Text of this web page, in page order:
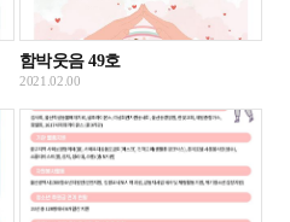
함박웃음 49호
2021.02.00